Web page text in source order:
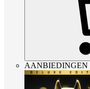
AANBIEDINGEN